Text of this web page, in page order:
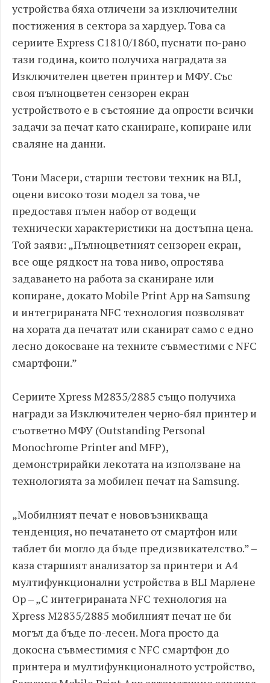
устройства бяха отличени за изключителни
постижения в сектора за хардуер. Това са
сериите Express C1810/1860, пуснати по-рано
тази година, които получиха наградата за
Изключителен цветен принтер и МФУ. Със
своя пълноцветен сензорен екран
устройството е в състояние да опрости всички
задачи за печат като сканиране, копиране или
сваляне на данни.
Тони Масери, старши тестови техник на BLI,
оцени високо този модел за това, че
предоставя пълен набор от водещи
технически характеристики на достъпна цена.
Той заяви: „Пълноцветният сензорен екран,
все още рядкост на това ниво, опростява
задаването на работа за сканиране или
копиране, докато Mobile Print App на Samsung
и интегрираната NFC технология позволяват
на хората да печатат или сканират само с едно
лесно докосване на техните съвместими с NFC
смартфони.”
Сериите Xpress M2835/2885 също получиха
награди за Изключителен черно-бял принтер и
съответно МФУ (Outstanding Personal
Monochrome Printer and MFP),
демонстрирайки лекотата на използване на
технологията за мобилен печат на Samsung.
„Мобилният печат е нововъзникваща
тенденция, но печатането от смартфон или
таблет би могло да бъде предизвикателство.” –
каза старшият анализатор за принтери и A4
мултифункционални устройства в BLI Марлене
Ор – „С интегрираната NFC технология на
Xpress M2835/2885 мобилният печат не би
могъл да бъде по-лесен. Мога просто да
докосна съвместимия с NFC смартфон до
принтера и мултифункционалното устройство,